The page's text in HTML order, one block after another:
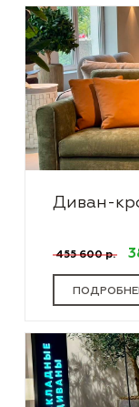
Диван-
455 600 р.